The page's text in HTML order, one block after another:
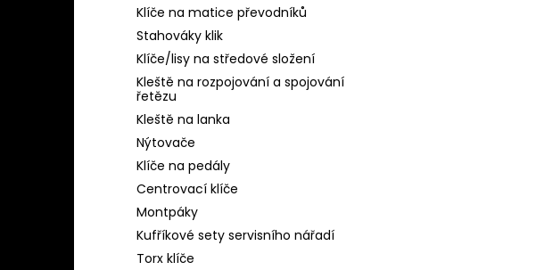
Klíče na matice převodníků
Stahováky klik
Klíče/lisy na středové složení
Kleště na rozpojování a spojování
řetězu
Kleště na lanka
Nýtovače
Klíče na pedály
Centrovací klíče
Montpáky
Kufříkové sety servisního nářadí
Torx klíče